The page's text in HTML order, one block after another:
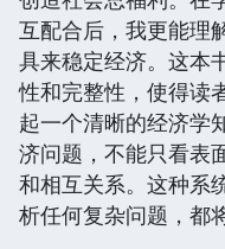
互配合后，我更能理
具来稳定经济。这本
性和完整性，使得读
起一个清晰的经济学
济问题，不能只看表
和相互关系。这种系
析任何复杂问题，都